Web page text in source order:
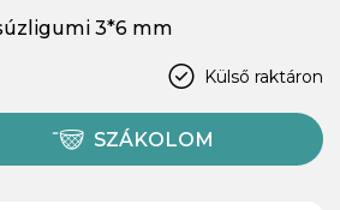
3*6 mm
Külső raktáron
SZÁKOLOM